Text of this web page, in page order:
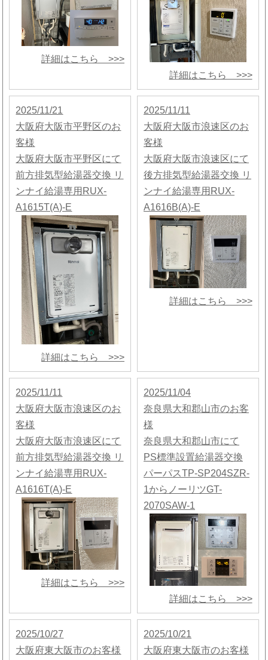
詳細はこちら >>>
詳細はこちら >>>
2025/11/21
大阪府大阪市平野区のお
客様
大阪府大阪市平野区にて
前方排気型給湯器交換 リ
ンナイ給湯専用RUX-
A1615T(A)-E
詳細はこちら >>>
2025/11/11
大阪府大阪市浪速区のお
客様
大阪府大阪市浪速区にて
後方排気型給湯器交換 リ
ンナイ給湯専用RUX-
A1616B(A)-E
詳細はこちら >>>
2025/11/11
大阪府大阪市浪速区のお
客様
大阪府大阪市浪速区にて
前方排気型給湯器交換 リ
ンナイ給湯専用RUX-
A1616T(A)-E
詳細はこちら >>>
2025/11/04
奈良県大和郡山市のお客
様
奈良県大和郡山市にて
PS標準設置給湯器交換
パーパスTP-SP204SZR-
1からノーリツGT-
2070SAW-1
詳細はこちら >>>
2025/10/27
大阪府東大阪市のお客様
2025/10/21
大阪府東大阪市のお客様